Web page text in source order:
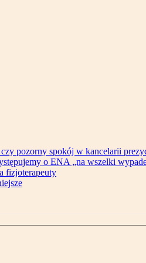
pozorny spokój w kancelarii
o ENA „na wszelki
fizjoterapeuty